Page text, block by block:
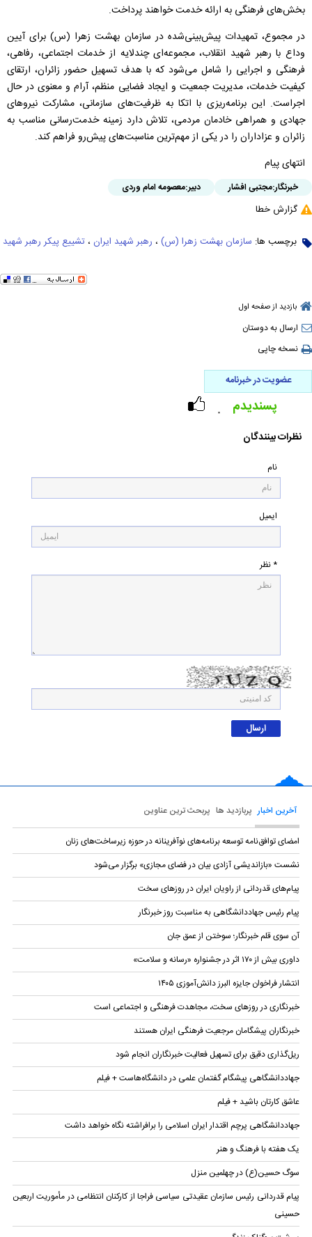
بخش‌های فرهنگی به ارائه خدمت خواهند پرداخت.
در مجموع، تمهیدات پیش‌بینی‌شده در سازمان بهشت زهرا (س) برای آیین
وداع با رهبر شهید انقلاب، مجموعه‌ای چندلایه از خدمات اجتماعی، رفاهی،
فرهنگی و اجرایی را شامل می‌شود که با هدف تسهیل حضور زائران، ارتقای
کیفیت خدمات، مدیریت جمعیت و ایجاد فضایی منظم، آرام و معنوی در حال
اجراست. این برنامه‌ریزی با اتکا به ظرفیت‌های سازمانی، مشارکت نیرو‌های
جهادی و همراهی خادمان مردمی، تلاش دارد زمینه خدمت‌رسانی مناسب به
زائران و عزاداران را در یکی از مهم‌ترین مناسبت‌های پیش‌رو فراهم کند.
انتهای پیام
خبرنگار:مجتبی افشار دبیر:معصومه امام وردی
گزارش خطا
برچسب ها: سازمان بهشت زهرا (س) ، رهبر شهید ایران ، تشییع پیکر رهبر شهید
بازدید از صفحه اول
ارسال به دوستان
نسخه چاپی
عضویت در خبرنامه
۰ پسندیدم
نظرات بینندگان
نام
ایمیل
* نظر
آخرین اخبار پربازدید ها پربحث ترین عناوین
امضای توافق‌نامه توسعه برنامه‌های نوآفرینانه در حوزه زیرساخت‏‌های زنان
نشست «بازاندیشی آزادی بیان در فضای مجازی» برگزار می‌شود
پیام‌های قدردانی از راویان ایران در روزهای سخت
پیام رئیس جهاددانشگاهی به مناسبت روز خبرنگار
آن سوی قلم خبرنگار؛ سوختن از عمق جان
داوری بیش از ۱۷۰ اثر در جشنواره «رسانه و سلامت»
انتشار فراخوان جایزه البرز دانش‌آموزی ۱۴۰۵
خبرنگاری در روز‌های سخت، مجاهدت فرهنگی و اجتماعی است
خبرنگاران پیشگامان مرجعیت فرهنگی ایران هستند
ریل‌گذاری دقیق برای تسهیل فعالیت خبرنگاران انجام شود
جهاددانشگاهی پیشگام گفتمان علمی در دانشگاه‌هاست + فیلم
عاشق کارتان باشید + فیلم
جهاددانشگاهی پرچم اقتدار ایران اسلامی را برافراشته نگاه خواهد داشت
یک هفته با فرهنگ و هنر
سوگ حسین(ع) در چهلمین منزل
پیام قدردانی رئیس سازمان عقیدتی سیاسی فراجا از کارکنان انتظامی در مأموریت اربعین
حسینی